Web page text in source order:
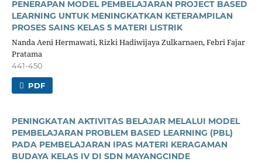
PENERAPAN MODEL PEMBELAJARAN PROJECT BASED
LEARNING UNTUK MENINGKATKAN KETERAMPILAN
PROSES SAINS KELAS 5 MATERI LISTRIK
Nanda Aeni Hermawati, Rizki Hadiwijaya Zulkarnaen, Febri Fajar
Pratama
441-450
PDF
PENINGKATAN AKTIVITAS BELAJAR MELALUI MODEL
PEMBELAJARAN PROBLEM BASED LEARNING (PBL)
PADA PEMBELAJARAN IPAS MATERI KERAGAMAN
BUDAYA KELAS IV DI SDN MAYANGCINDE